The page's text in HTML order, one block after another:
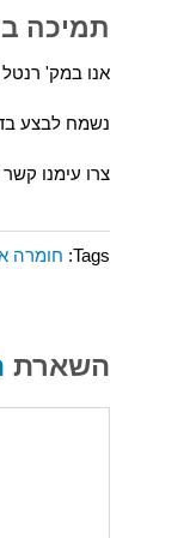
תמיכה
אנו במק' רנטל
נשמח לבצע
צרו עימנו
Tags: חומרה
השארת